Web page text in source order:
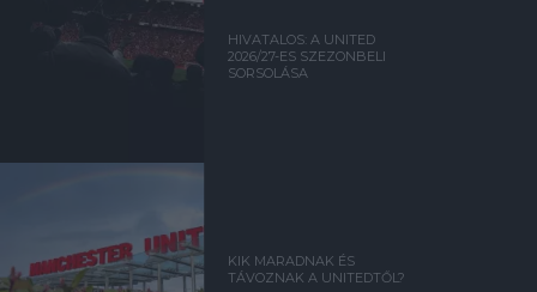
HIVATALOS: A UNITED
2026/27-ES SZEZONBELI
SORSOLÁSA
KIK MARADNAK ÉS
TÁVOZNAK A UNITEDTŐL?